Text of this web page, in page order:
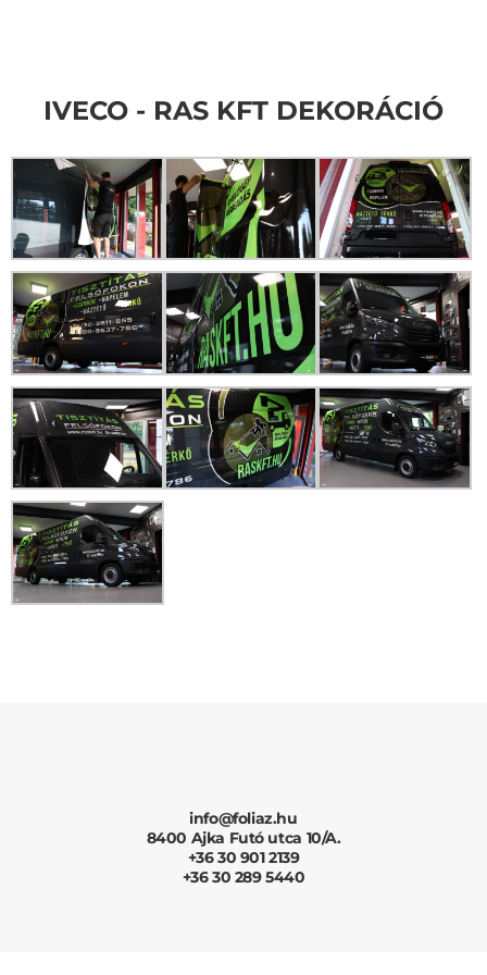
IVECO - RAS KFT DEKORÁCIÓ
info@foliaz.hu
8400 Ajka Futó utca 10/A.
+36 30 901 2139
+36 30 289 5440